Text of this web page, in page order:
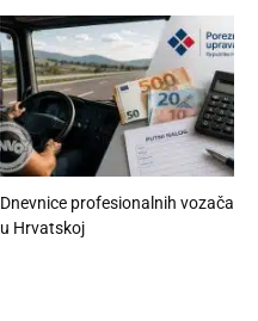
Dnevnice profesionalnih vozača
u Hrvatskoj